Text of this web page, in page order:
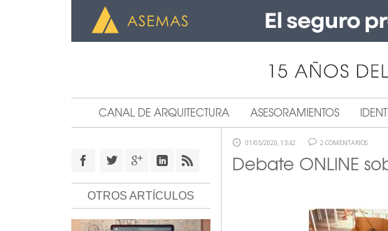
CANAL DE ARQUITECTURA ASESORAMIENTOS
01/05/2020, 13:42 2 COMENTARIOS
Debate ONLINE
OTROS ARTÍCULOS